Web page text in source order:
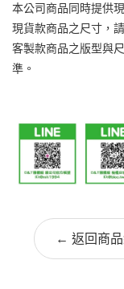
本公司商品同時提供
現貨款商品之尺寸，
客製款商品之版型與
準。
← 返回商